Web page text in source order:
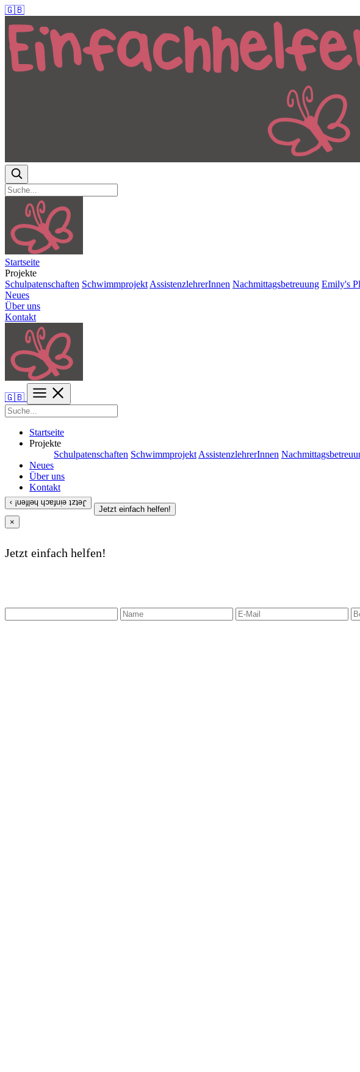
🇬🇧
Startseite
Projekte
Schulpatenschaften Schwimmprojekt AssistenzlehrerInnen Nachmittagsbetreuung Emily's
Neues
Über uns
Kontakt
🇬🇧
Startseite
Projekte
Schulpatenschaften Schwimmprojekt AssistenzlehrerInnen
Neues
Über uns
Kontakt
Jetzt einfach helfen! ›
Jetzt einfach helfen!
×
Jetzt einfach helfen!